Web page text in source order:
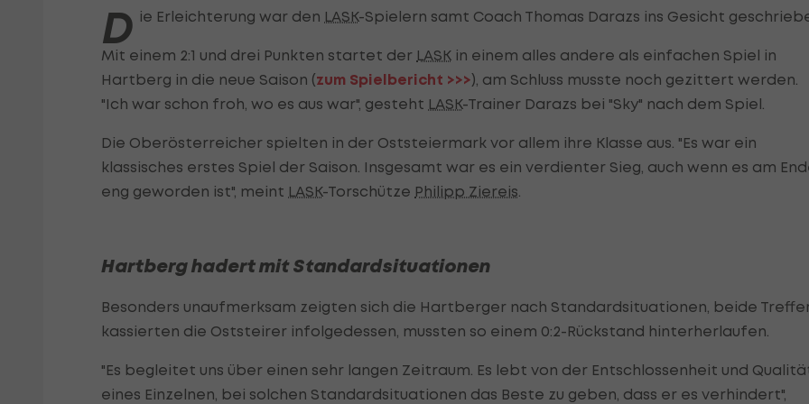
D ie Erleichterung war den LASK-Spielern samt Coach Thomas Darazs ins Gesicht
Mit einem 2:1 und drei Punkten startet der LASK in einem alles andere als einfachen Spiel in
Hartberg in die neue Saison (zum Spielbericht >>>), am Schluss musste noch gezittert werden.
"Ich war schon froh, wo es aus war", gesteht LASK-Trainer Darazs bei "Sky" nach dem Spiel.
Die Oberösterreicher spielten in der Oststeiermark vor allem ihre Klasse aus. "Es war ein
klassisches erstes Spiel der Saison. Insgesamt war es ein verdienter Sieg, auch wenn es am
eng geworden ist", meint LASK-Torschütze Philipp Ziereis.
Hartberg hadert mit Standardsituationen
Besonders unaufmerksam zeigten sich die Hartberger nach Standardsituationen, beide
kassierten die Oststeirer infolgedessen, mussten so einem 0:2-Rückstand hinterherlaufen.
"Es begleitet uns über einen sehr langen Zeitraum. Es lebt von der Entschlossenheit und
eines Einzelnen, bei solchen Standardsituationen das Beste zu geben, dass er es verhindert",